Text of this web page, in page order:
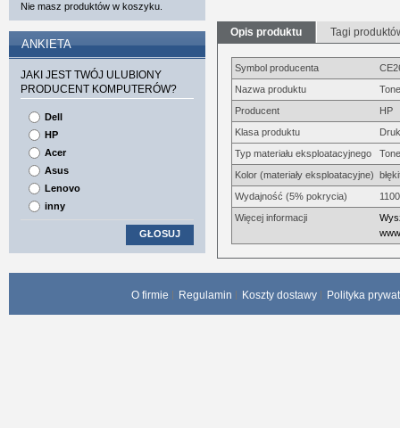
Opis produktu Tagi
Symbol producenta
Nazwa produktu
Producent
HP
Klasa produktu
Typ materiału eksploatacyjnego
Kolor (materiały eksploatacyjne)
Wydajność (5% pokrycia)
Więcej informacji
Nie masz produktów w koszyku.
ANKIETA
JAKI JEST TWÓJ ULUBIONY
PRODUCENT KOMPUTERÓW?
Dell
HP
Acer
Asus
Lenovo
inny
GŁOSUJ
O firmie Regulamin Koszty dostawy Polityka